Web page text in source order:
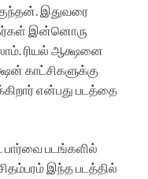
இதுவரை
இன்னொரு
ரியல் ஆக்ஷனை
காட்சிகளுக்கு
என்பது படத்தை
படங்களில்
இந்த படத்தில்